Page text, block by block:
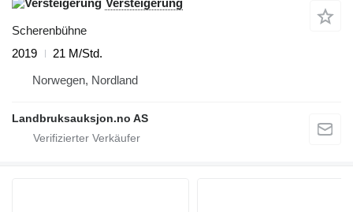
Versteigerung
Scherenbühne
2019
21 M/Std.
Norwegen, Nordland
Landbruksauksjon.no AS